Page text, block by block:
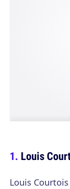
Louis
Louis